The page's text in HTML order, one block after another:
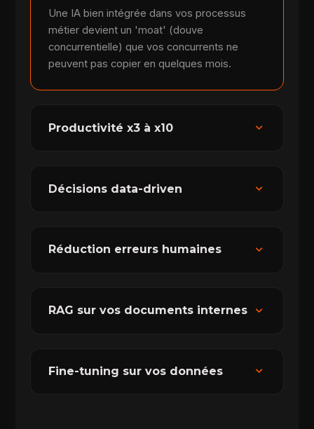
Une IA bien intégrée dans vos processus
métier devient un 'moat' (douve
concurrentielle) que vos concurrents ne
peuvent pas copier en quelques mois.
Productivité x3 à x10 expand_more
Décisions data-driven expand_more
Réduction erreurs humaines expand_more
RAG sur vos documents internes expand_more
Fine-tuning sur vos données expand_more